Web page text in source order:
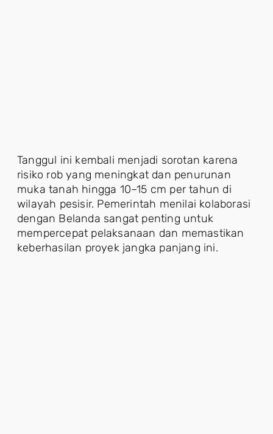
Tanggul ini kembali menjadi sorotan karena
risiko rob yang meningkat dan penurunan
muka tanah hingga 10–15 cm per tahun di
wilayah pesisir. Pemerintah menilai kolaborasi
dengan Belanda sangat penting untuk
mempercepat pelaksanaan dan memastikan
keberhasilan proyek jangka panjang ini.